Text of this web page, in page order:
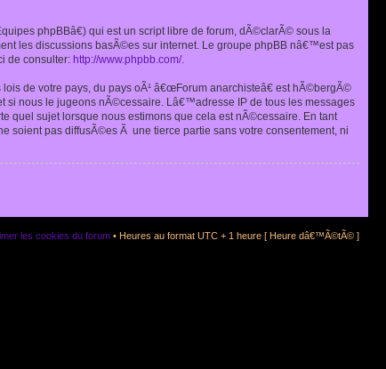
phpBBâ€) qui est un script libre de forum, dÃ©clarÃ© sous la
les discussions basÃ©es sur internet. Le groupe phpBB nâ€™est pas
de consulter: http://www.phpbb.com/.
de votre pays, du pays oÃ¹ â€œForum anarchisteâ€ est hÃ©bergÃ©
nous le jugeons nÃ©cessaire. Lâ€™adresse IP de tous les messages
quel sujet lorsque nous estimons que cela est nÃ©cessaire. En tant
soient pas diffusÃ©es Ã une tierce partie sans votre consentement, ni
les cookies du forum • Heures au format UTC + 1 heure [ Heure dâ€™Ã©tÃ© ]